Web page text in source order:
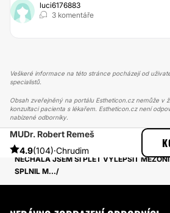
luci6176883
3 komentáře
Veškeré informace na této stránce pocházejí od
specialistů.
Obsah zveřejněný na portálu Estheticon.cz nemůže v
konzultaci pacienta s lékařem. Estheticon.cz není
nabízené odborníky.
MUDr. Robert Remeš
4.9(104)·Chrudim
ESTHETICON
PŘÍBĚHY
PŘÍBĚHY TÝKAJÍCÍ SE ZÁKROKU
NECHALA JSEM SI PLEŤ VYLEPŠIT
SPLNIL M...